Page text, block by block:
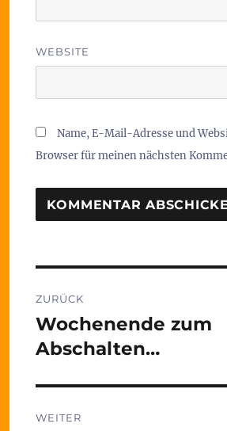
WEBSITE
Name, E-Mail-Adresse und
Browser für meinen nächsten
ZURÜCK
Vorheriger
Beitrag:
Wochenende zum
Abschalten…
WEITER